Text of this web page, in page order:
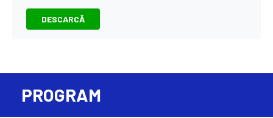
DESCARCĂ
PROGRAM